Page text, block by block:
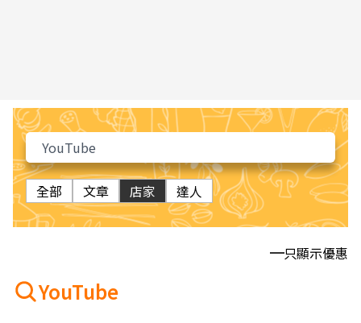
全部 文章 店家 達人
只顯示優惠
YouTube